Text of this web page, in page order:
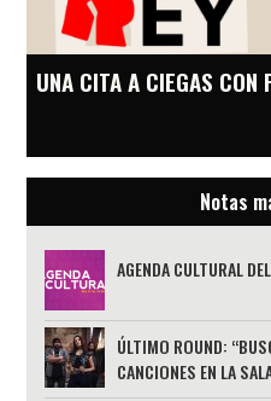
UNA CITA A CIEGAS CON
Notas
AGENDA CULTURAL
ÚLTIMO ROUND:
CANCIONES EN LA